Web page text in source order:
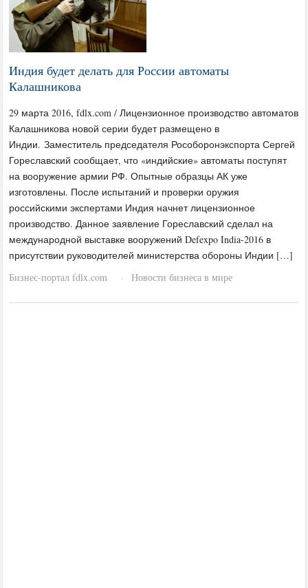
Индия будет делать для России автоматы
Калашникова
29 марта 2016, fdlx.com / Лицензионное производство автоматов
Калашникова новой серии будет размещено в
Индии. Заместитель председателя Рособоронэкспорта Сергей
Гореславский сообщает, что «индийские» автоматы поступят
на вооружение армии РФ. Опытные образцы АК уже
изготовлены. После испытаний и проверки оружия
российскими экспертами Индия начнет лицензионное
производство. Данное заявление Гореславский сделал на
международной выставке вооружений Defexpo India-2016 в
присутствии руководителей министерства обороны Индии […]
Бизнес-портал fdlx.com
· Новости бизнеса в мире